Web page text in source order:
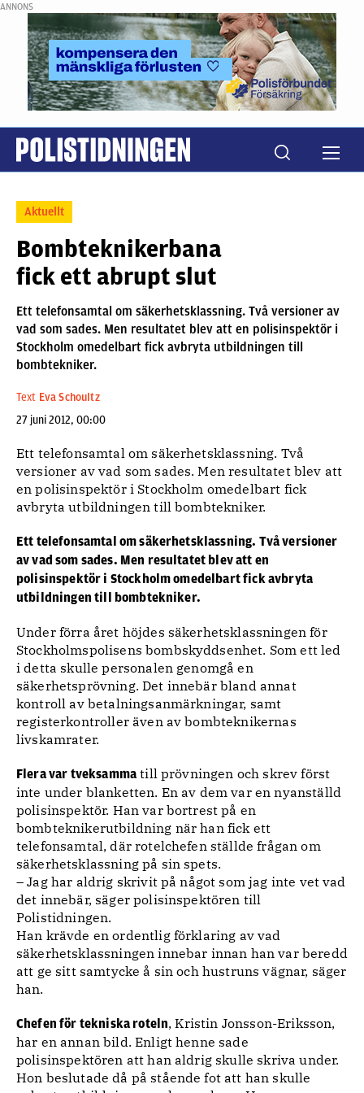
ANNONS
Aktuellt
Bombteknikerbana
fick ett abrupt slut
Ett telefonsamtal om säkerhetsklassning. Två versioner av
vad som sades. Men resultatet blev att en polisinspektör i
Stockholm omedelbart fick avbryta utbildningen till
bombtekniker.
Text Eva Schoultz
27 juni 2012, 00:00
Ett telefonsamtal om säkerhetsklassning. Två
versioner av vad som sades. Men resultatet blev att
en polisinspektör i Stockholm omedelbart fick
avbryta utbildningen till bombtekniker.
Ett telefonsamtal om säkerhetsklassning. Två versioner
av vad som sades. Men resultatet blev att en
polisinspektör i Stockholm omedelbart fick avbryta
utbildningen till bombtekniker.
Under förra året höjdes säkerhetsklassningen för
Stockholmspolisens bombskyddsenhet. Som ett led
i detta skulle personalen genomgå en
säkerhetsprövning. Det innebär bland annat
kontroll av betalningsanmärkningar, samt
registerkontroller även av bombteknikernas
livskamrater.
Flera var tveksammatill prövningen och skrev först
inte under blanketten. En av dem var en nyanställd
polisinspektör. Han var bortrest på en
bombteknikerutbildning när han fick ett
telefonsamtal, där rotelchefen ställde frågan om
säkerhetsklassning på sin spets.
– Jag har aldrig skrivit på något som jag inte vet vad
det innebär, säger polisinspektören till
Polistidningen.
Han krävde en ordentlig förklaring av vad
säkerhetsklassningen innebar innan han var beredd
att ge sitt samtycke å sin och hustruns vägnar, säger
han.
Chefen för tekniska roteln, Kristin Jonsson-Eriksson,
har en annan bild. Enligt henne sade
polisinspektören att han aldrig skulle skriva under.
Hon beslutade då på stående fot att han skulle